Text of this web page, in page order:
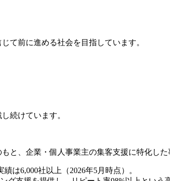
て前に進める社会を目指しています。
続けています。
と、企業・個人事業主の集客支援に特化した
は6,000社以上（2026年5月時点）。